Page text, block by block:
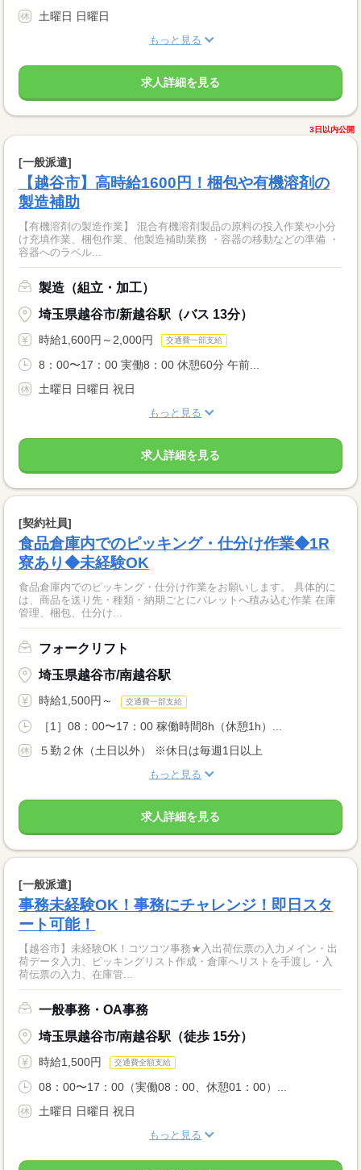
土曜日 日曜日
もっと見る
求人詳細を見る
3日以内公開
[一般派遣]
【越谷市】高時給1600円！梱包や有機溶剤の
製造補助
【有機溶剤の製造作業】 混合有機溶剤製品の原料の投入作業や小分
け充填作業、梱包作業、他製造補助業務 ・容器の移動などの準備 ・
容器へのラベル...
製造（組立・加工）
埼玉県越谷市/新越谷駅（バス 13分）
時給1,600円～2,000円 交通費一部支給
8：00〜17：00 実働8：00 休憩60分 午前...
土曜日 日曜日 祝日
もっと見る
求人詳細を見る
[契約社員]
食品倉庫内でのピッキング・仕分け作業◆1R
寮あり◆未経験OK
食品倉庫内でのピッキング・仕分け作業をお願いします。 具体的に
は、商品を送り先・種類・納期ごとにパレットへ積み込む作業 在庫
管理、梱包、仕分け...
フォークリフト
埼玉県越谷市/南越谷駅
時給1,500円～ 交通費一部支給
［1］08：00〜17：00 稼働時間8h（休憩1h）...
５勤２休（土日以外） ※休日は毎週1日以上
もっと見る
求人詳細を見る
[一般派遣]
事務未経験OK！事務にチャレンジ！即日スタ
ート可能！
【越谷市】未経験OK！コツコツ事務★入出荷伝票の入力メイン・出
荷データ入力、ピッキングリスト作成・倉庫へリストを手渡し・入
荷伝票の入力、在庫管...
一般事務・OA事務
埼玉県越谷市/南越谷駅（徒歩 15分）
時給1,500円 交通費全額支給
08：00〜17：00（実働08：00、休憩01：00）...
土曜日 日曜日 祝日
もっと見る